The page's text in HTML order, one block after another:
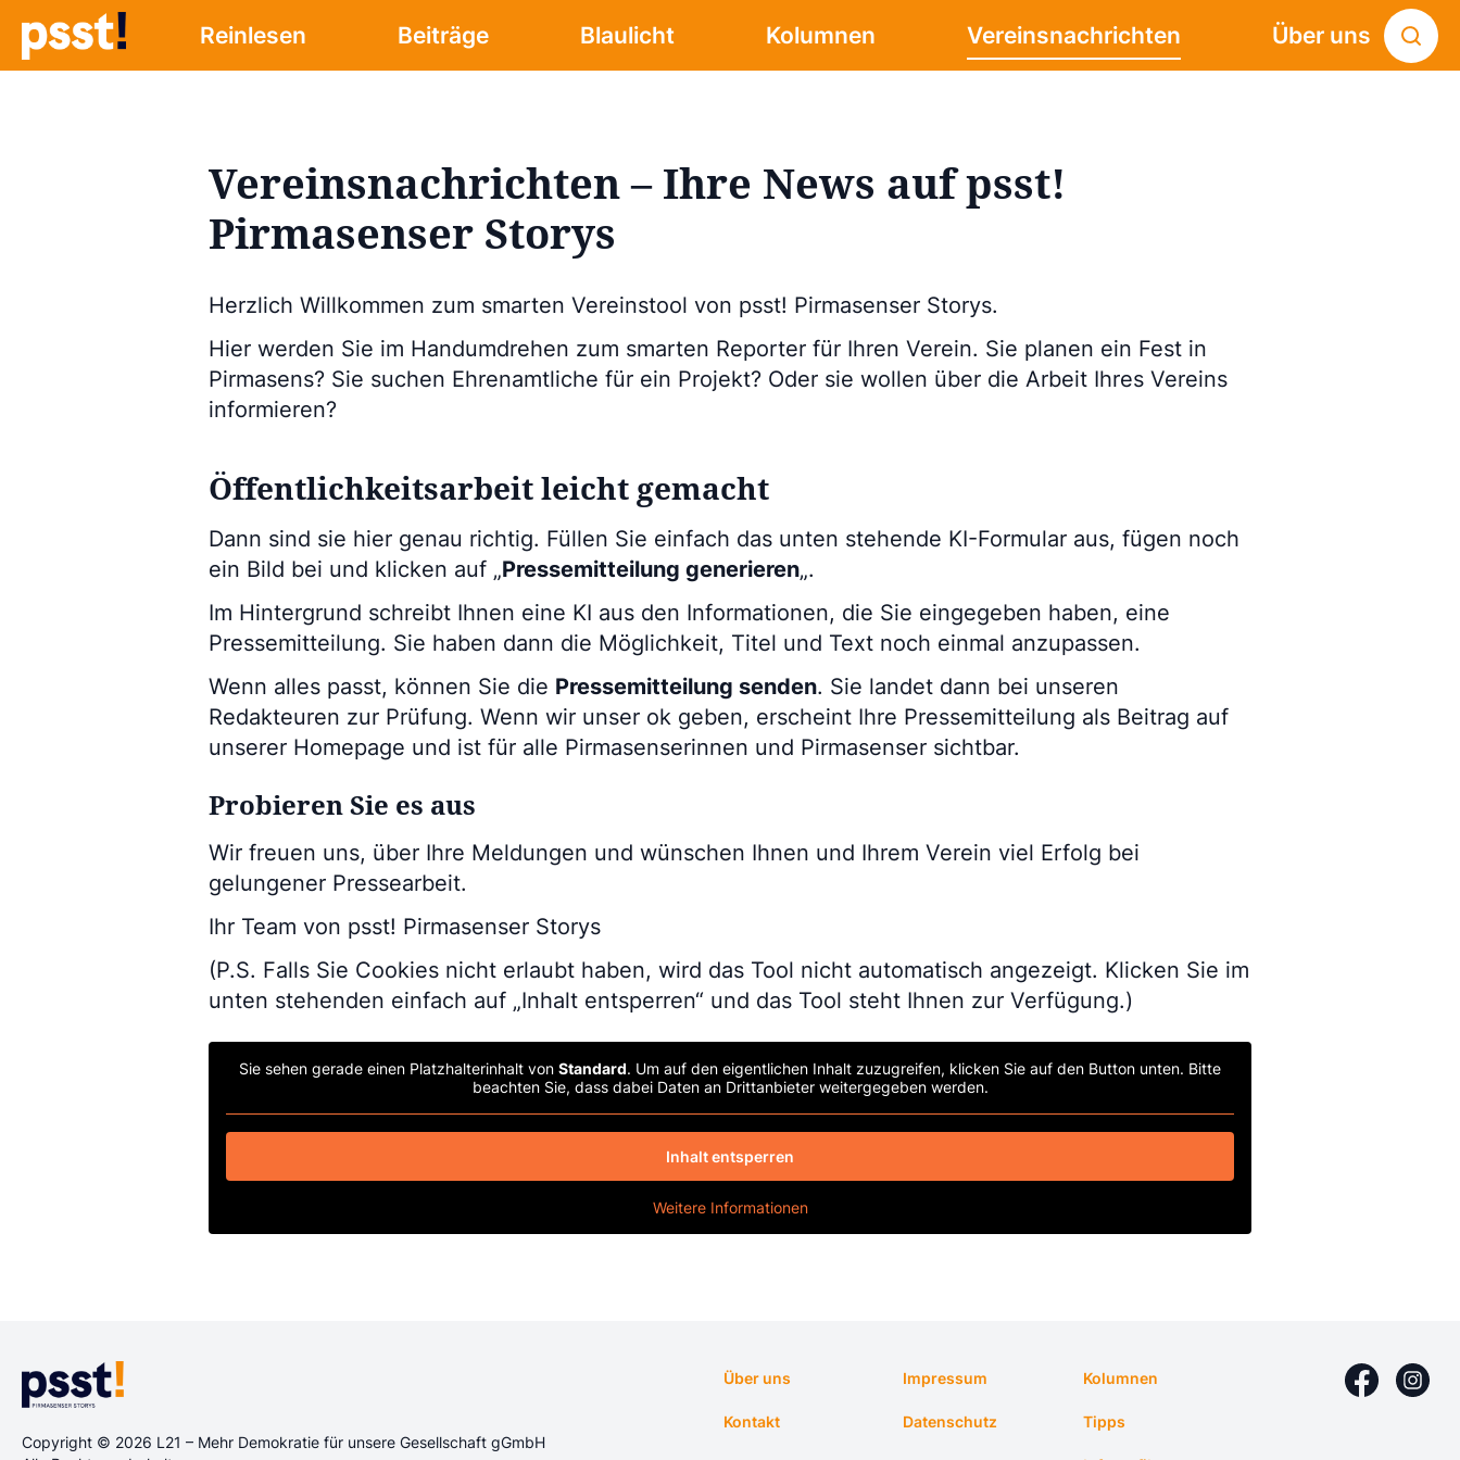
Reinlesen Beiträge Blaulicht Kolumnen Vereinsnachrichten Über uns
Vereinsnachrichten – Ihre News auf psst!
Pirmasenser Storys
Herzlich Willkommen zum smarten Vereinstool von psst! Pirmasenser Storys.
Hier werden Sie im Handumdrehen zum smarten Reporter für Ihren Verein. Sie planen ein Fest in
Pirmasens? Sie suchen Ehrenamtliche für ein Projekt? Oder sie wollen über die Arbeit Ihres Vereins
informieren?
Öffentlichkeitsarbeit leicht gemacht
Dann sind sie hier genau richtig. Füllen Sie einfach das unten stehende KI-Formular aus, fügen noch
ein Bild bei und klicken auf „Pressemitteilung generieren„.
Im Hintergrund schreibt Ihnen eine KI aus den Informationen, die Sie eingegeben haben, eine
Pressemitteilung. Sie haben dann die Möglichkeit, Titel und Text noch einmal anzupassen.
Wenn alles passt, können Sie die Pressemitteilung senden. Sie landet dann bei unseren
Redakteuren zur Prüfung. Wenn wir unser ok geben, erscheint Ihre Pressemitteilung als Beitrag auf
unserer Homepage und ist für alle Pirmasenserinnen und Pirmasenser sichtbar.
Probieren Sie es aus
Wir freuen uns, über Ihre Meldungen und wünschen Ihnen und Ihrem Verein viel Erfolg bei
gelungener Pressearbeit.
Ihr Team von psst! Pirmasenser Storys
(P.S. Falls Sie Cookies nicht erlaubt haben, wird das Tool nicht automatisch angezeigt. Klicken Sie im
unten stehenden einfach auf „Inhalt entsperren“ und das Tool steht Ihnen zur Verfügung.)
Sie sehen gerade einen Platzhalterinhalt von Standard. Um auf den eigentlichen Inhalt zuzugreifen, klicken Sie auf den Button unten. Bitte
beachten Sie, dass dabei Daten an Drittanbieter weitergegeben werden.
Inhalt entsperren
Weitere Informationen
Copyright © 2026 L21 – Mehr Demokratie für unsere Gesellschaft gGmbH
Über uns
Kontakt
Impressum
Datenschutz
Kolumnen
Tipps